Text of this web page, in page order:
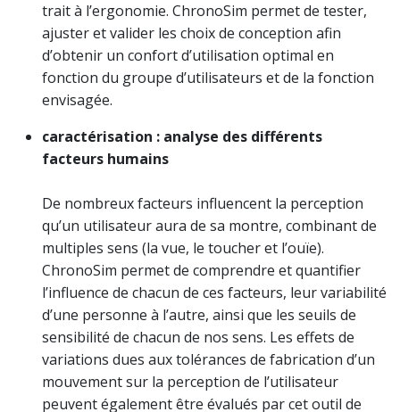
trait à l’ergonomie. ChronoSim permet de tester,
ajuster et valider les choix de conception afin
d’obtenir un confort d’utilisation optimal en
fonction du groupe d’utilisateurs et de la fonction
envisagée.
caractérisation : analyse des différents
facteurs humains
De nombreux facteurs influencent la perception
qu’un utilisateur aura de sa montre, combinant de
multiples sens (la vue, le toucher et l’ouïe).
ChronoSim permet de comprendre et quantifier
l’influence de chacun de ces facteurs, leur variabilité
d’une personne à l’autre, ainsi que les seuils de
sensibilité de chacun de nos sens. Les effets de
variations dues aux tolérances de fabrication d’un
mouvement sur la perception de l’utilisateur
peuvent également être évalués par cet outil de